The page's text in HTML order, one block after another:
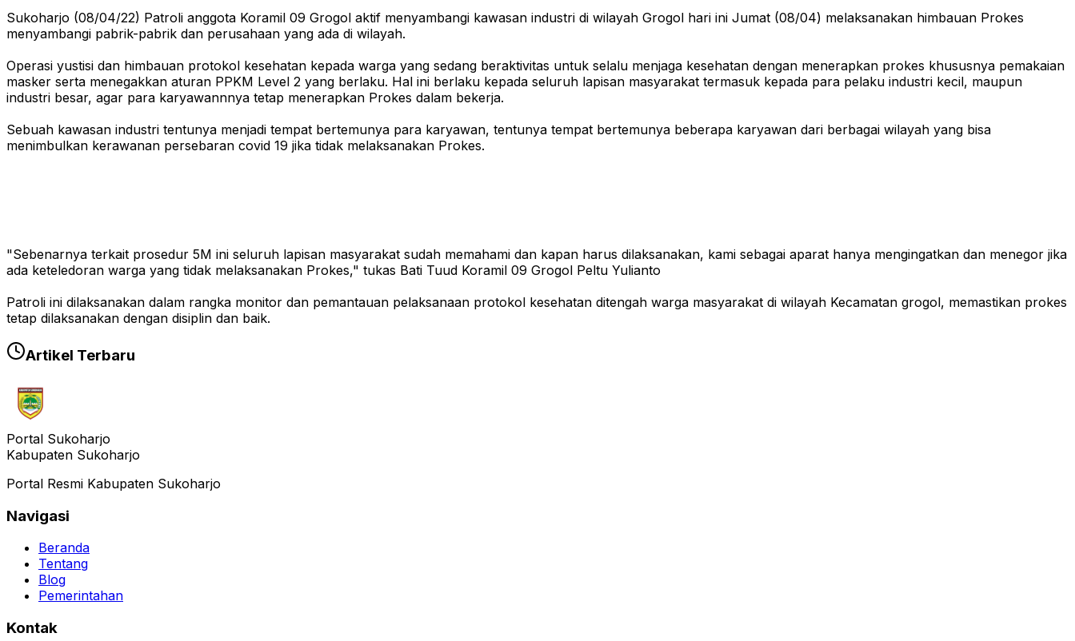
Sukoharjo (08/04/22) Patroli anggota Koramil 09 Grogol aktif menyambangi kawasan industri di wilayah Grogol hari ini Jumat (08/04) melaksanakan himbauan Prokes
menyambangi pabrik-pabrik dan perusahaan yang ada di wilayah.
Operasi yustisi dan himbauan protokol kesehatan kepada warga yang sedang beraktivitas untuk selalu menjaga kesehatan dengan menerapkan prokes khususnya pemakaian
masker serta menegakkan aturan PPKM Level 2 yang berlaku. Hal ini berlaku kepada seluruh lapisan masyarakat termasuk kepada para pelaku industri kecil, maupun
industri besar, agar para karyawannnya tetap menerapkan Prokes dalam bekerja.
Sebuah kawasan industri tentunya menjadi tempat bertemunya para karyawan, tentunya tempat bertemunya beberapa karyawan dari berbagai wilayah yang bisa
menimbulkan kerawanan persebaran covid 19 jika tidak melaksanakan Prokes.
"Sebenarnya terkait prosedur 5M ini seluruh lapisan masyarakat sudah memahami dan kapan harus dilaksanakan, kami sebagai aparat hanya mengingatkan dan menegor jika
ada keteledoran warga yang tidak melaksanakan Prokes," tukas Bati Tuud Koramil 09 Grogol Peltu Yulianto
Patroli ini dilaksanakan dalam rangka monitor dan pemantauan pelaksanaan protokol kesehatan ditengah warga masyarakat di wilayah Kecamatan grogol, memastikan prokes
tetap dilaksanakan dengan disiplin dan baik.
Artikel Terbaru
Portal Sukoharjo
Kabupaten Sukoharjo
Portal Resmi Kabupaten Sukoharjo
Navigasi
Beranda
Tentang
Blog
Pemerintahan
Kontak